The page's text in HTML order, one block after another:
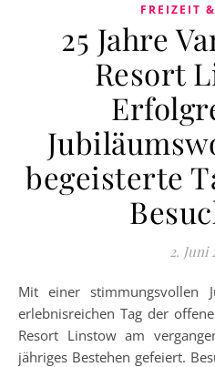
FREIZEIT
25 Jahre
Resort
begeisterte
2. Juni
Mit einer stimmungsvollen Jubiläumsnacht und einem
erlebnisreichen Tag der
Resort Linstow am
jähriges Bestehen gefeiert.